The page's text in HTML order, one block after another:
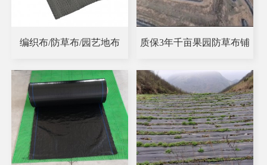
编织布/防草布/园艺地布 质保3年千亩果园防草布铺